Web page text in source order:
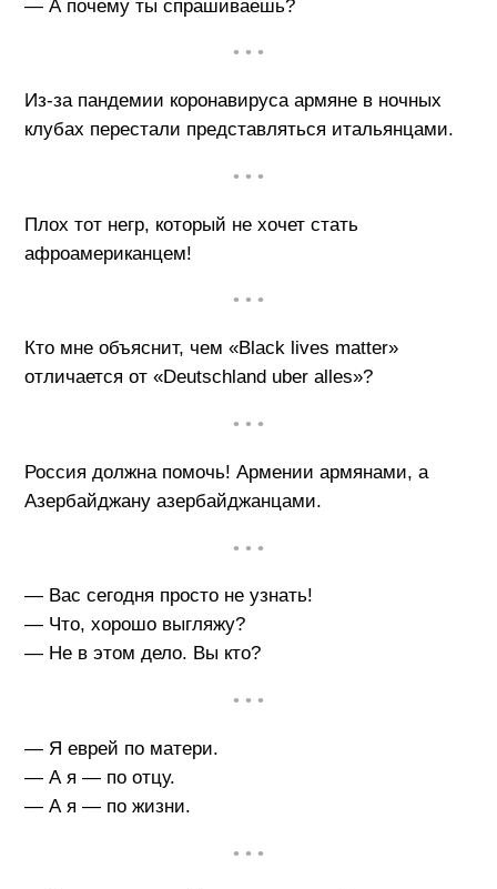
— А почему ты спрашиваешь?
• • •
Из-за пандемии коронавируса армяне в ночных
клубах перестали представляться итальянцами.
• • •
Плох тот негр, который не хочет стать
афроамериканцем!
• • •
Кто мне объяснит, чем «Black lives matter»
отличается от «Deutschland uber alles»?
• • •
Россия должна помочь! Армении армянами, а
Азербайджану азербайджанцами.
• • •
— Вас сегодня просто не узнать!
— Что, хорошо выгляжу?
— Не в этом дело. Вы кто?
• • •
— Я еврей по матери.
— А я — по отцу.
— А я — по жизни.
• • •